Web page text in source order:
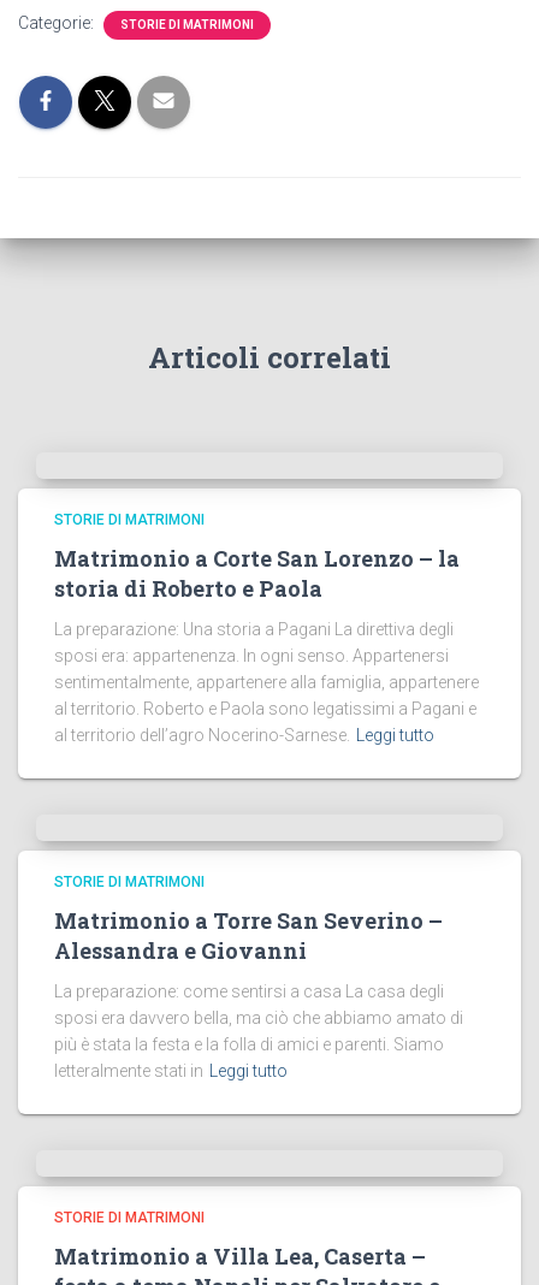
Categorie: STORIE DI MATRIMONI
Articoli correlati
STORIE DI MATRIMONI
Matrimonio a Corte San Lorenzo – la
storia di Roberto e Paola
La preparazione: Una storia a Pagani La direttiva degli
sposi era: appartenenza. In ogni senso. Appartenersi
sentimentalmente, appartenere alla famiglia, appartenere
al territorio. Roberto e Paola sono legatissimi a Pagani e
al territorio dell’agro Nocerino-Sarnese.
Leggi tutto
STORIE DI MATRIMONI
Matrimonio a Torre San Severino –
Alessandra e Giovanni
La preparazione: come sentirsi a casa La casa degli
sposi era davvero bella, ma ciò che abbiamo amato di
più è stata la festa e la folla di amici e parenti. Siamo
letteralmente stati in
Leggi tutto
STORIE DI MATRIMONI
Matrimonio a Villa Lea, Caserta –